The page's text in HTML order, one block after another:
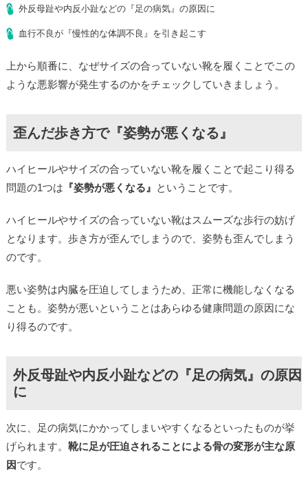
外反母趾や内反小趾などの『足の病気』の原因に
血行不良が『慢性的な体調不良』を引き起こす
上から順番に、なぜサイズの合っていない靴を履くことでこの
ような悪影響が発生するのかをチェックしていきましょう。
歪んだ歩き方で『姿勢が悪くなる』
ハイヒールやサイズの合っていない靴を履くことで起こり得る
問題の1つは 『姿勢が悪くなる』 ということです。
ハイヒールやサイズの合っていない靴はスムーズな歩行の妨げ
となります。歩き方が歪んでしまうので、姿勢も歪んでしまう
のです。
悪い姿勢は内臓を圧迫してしまうため、正常に機能しなくなる
ことも。姿勢が悪いということはあらゆる健康問題の原因にな
り得るのです。
外反母趾や内反小趾などの『足の病気』の原因
に
次に、足の病気にかかってしまいやすくなるといったものが挙
げられます。 靴に足が圧迫されることによる骨の変形が主な原
因です。